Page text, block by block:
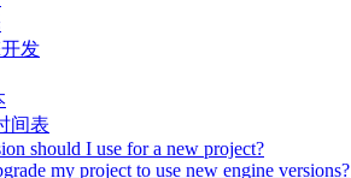
发
间表
should I use for a new project?
my project to use new engine versions?